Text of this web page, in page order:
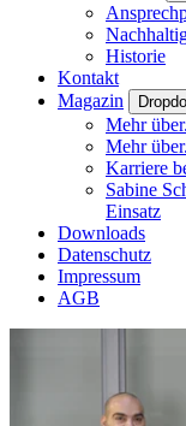
Historie
Kontakt
Magazin
Mehr
Mehr
Karriere
Sabine
Einsatz
Downloads
Datenschutz
Impressum
AGB